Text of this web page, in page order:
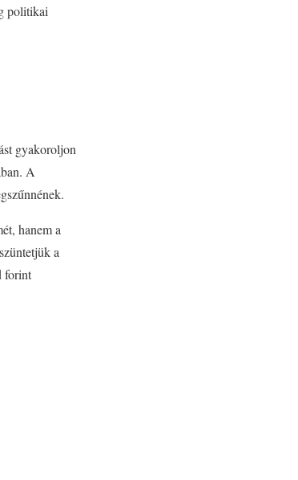
politikai
gyakoroljon
A
hanem a
a
forint